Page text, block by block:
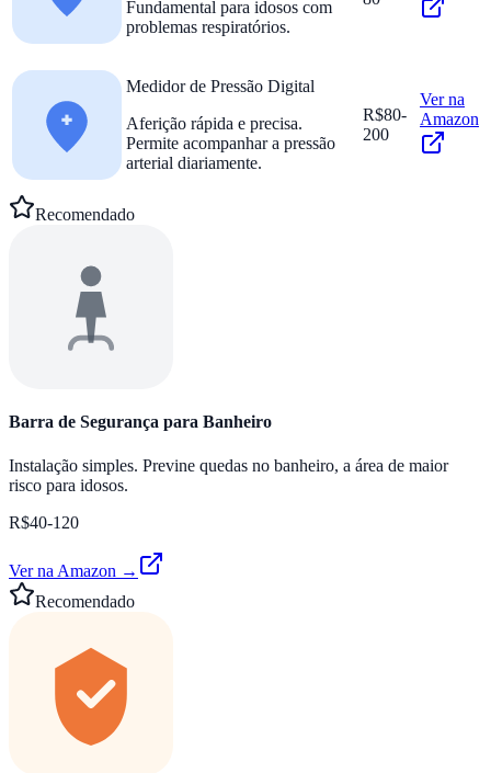
Fundamental para idosos com
problemas respiratórios.
Medidor de Pressão Digital
Aferição rápida e precisa.
Permite acompanhar a pressão
arterial diariamente.
R$80-
200
Ver na
Amazon
Recomendado
Barra de Segurança para Banheiro
Instalação simples. Previne quedas no banheiro, a área de maior
risco para idosos.
R$40-120
Ver na Amazon →
Recomendado